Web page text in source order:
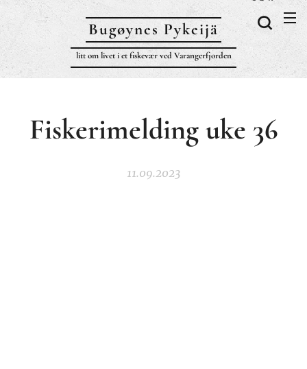
Bugøynes Pykeijä
litt om livet i et fiskevær ved Varangerfjorden
Fiskerimelding uke 36
11.09.2023